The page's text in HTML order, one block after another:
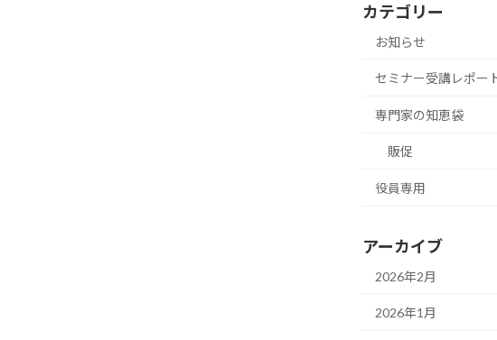
カテゴリー
お知らせ
セミナー受講レポー
専門家の知恵袋
販促
役員専用
アーカイブ
2026年2月
2026年1月